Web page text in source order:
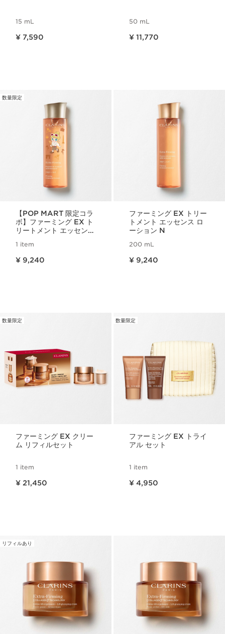
15 mL
¥ 7,590
50 mL
¥ 11,770
数量限定
【POP MART 限定コラ
ボ】ファーミング EX ト
リートメント エッセンス
edition
1 item
¥ 9,240
ファーミング EX トリー
トメント エッセンス ロ
ーション N
200 mL
¥ 9,240
数量限定
ファーミング EX クリー
ム リフィルセット
1 item
¥ 21,450
数量限定
ファーミング EX トライ
アル セット
1 item
¥ 4,950
リフィルあり